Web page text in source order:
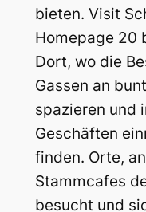
bieten. Visit
Homepage 20
Dort, wo die
Gassen an
spazieren und
Geschäften
finden. Orte,
Stammcafes
besucht und